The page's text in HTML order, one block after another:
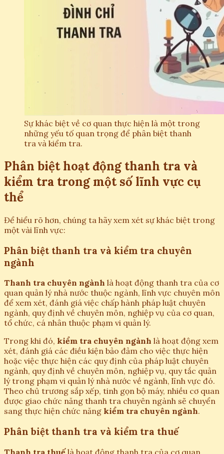
Sự khác biệt về cơ quan thực hiện là một trong
những yếu tố quan trọng để phân biệt thanh
tra và kiểm tra.
Phân biệt hoạt động thanh tra và
kiểm tra trong một số lĩnh vực cụ
thể
Để hiểu rõ hơn, chúng ta hãy xem xét sự khác biệt trong
một vài lĩnh vực:
Phân biệt thanh tra và kiểm tra chuyên
ngành
Thanh tra chuyên ngành là hoạt động thanh tra của cơ
quan quản lý nhà nước thuộc ngành, lĩnh vực chuyên môn
để xem xét, đánh giá việc chấp hành pháp luật chuyên
ngành, quy định về chuyên môn, nghiệp vụ của cơ quan,
tổ chức, cá nhân thuộc phạm vi quản lý.
Trong khi đó, kiểm tra chuyên ngành là hoạt động xem
xét, đánh giá các điều kiện bảo đảm cho việc thực hiện
hoặc việc thực hiện các quy định của pháp luật chuyên
ngành, quy định về chuyên môn, nghiệp vụ, quy tắc quản
lý trong phạm vi quản lý nhà nước về ngành, lĩnh vực đó.
Theo chủ trương sắp xếp, tinh gọn bộ máy, nhiều cơ quan
được giao chức năng thanh tra chuyên ngành sẽ chuyển
sang thực hiện chức năng kiểm tra chuyên ngành.
Phân biệt thanh tra và kiểm tra thuế
Thanh tra thuếlà hoạt động thanh tra của cơ quan